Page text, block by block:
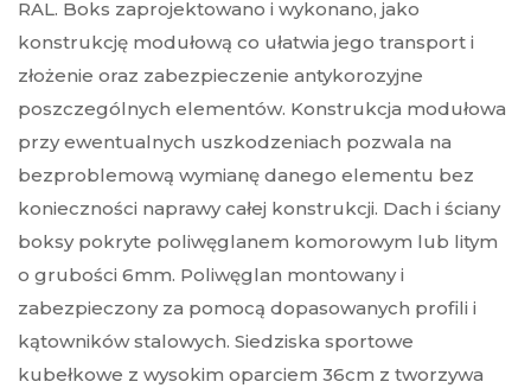
RAL. Boks zaprojektowano i wykonano, jako
konstrukcję modułową co ułatwia jego transport i
złożenie oraz zabezpieczenie antykorozyjne
poszczególnych elementów. Konstrukcja modułowa
przy ewentualnych uszkodzeniach pozwala na
bezproblemową wymianę danego elementu bez
konieczności naprawy całej konstrukcji. Dach i ściany
boksy pokryte poliwęglanem komorowym lub litym
o grubości 6mm. Poliwęglan montowany i
zabezpieczony za pomocą dopasowanych profili i
kątowników stalowych. Siedziska sportowe
kubełkowe z wysokim oparciem 36cm z tworzywa